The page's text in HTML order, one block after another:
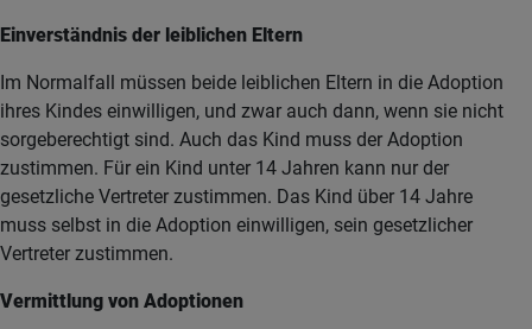
Einverständnis der leiblichen Eltern
Im Normalfall müssen beide leiblichen Eltern in die Adoption
ihres Kindes einwilligen, und zwar auch dann, wenn sie nicht
sorgeberechtigt sind. Auch das Kind muss der Adoption
zustimmen. Für ein Kind unter 14 Jahren kann nur der
gesetzliche Vertreter zustimmen. Das Kind über 14 Jahre
muss selbst in die Adoption einwilligen, sein gesetzlicher
Vertreter zustimmen.
Vermittlung von Adoptionen